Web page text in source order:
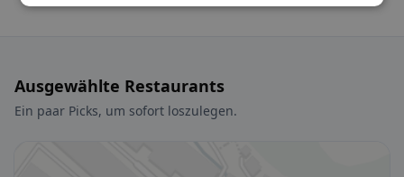
Ausgewählte Restaurants
Ein paar Picks, um sofort loszulegen.